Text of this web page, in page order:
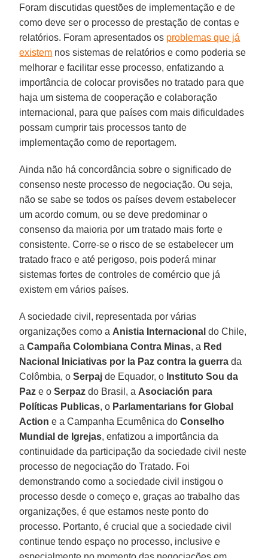
Foram discutidas questões de implementação e de
como deve ser o processo de prestação de contas e
relatórios. Foram apresentados os problemas que já
existem nos sistemas de relatórios e como poderia se
melhorar e facilitar esse processo, enfatizando a
importância de colocar provisões no tratado para que
haja um sistema de cooperação e colaboração
internacional, para que países com mais dificuldades
possam cumprir tais processos tanto de
implementação como de reportagem.
Ainda não há concordância sobre o significado de
consenso neste processo de negociação. Ou seja,
não se sabe se todos os países devem estabelecer
um acordo comum, ou se deve predominar o
consenso da maioria por um tratado mais forte e
consistente. Corre-se o risco de se estabelecer um
tratado fraco e até perigoso, pois poderá minar
sistemas fortes de controles de comércio que já
existem em vários países.
A sociedade civil, representada por várias
organizações como a Anistia Internacional do Chile,
aCampaña Colombiana Contra Minas, a Red
Nacional Iniciativas por la Paz contra la guerra da
Colômbia, oSerpajde Equador, o Instituto Sou da
Paz e oSerpazdo Brasil, a Asociación para
Políticas Publicas, o Parlamentarians for Global
Action e a Campanha Ecumênica doConselho
Mundial de Igrejas, enfatizou a importância da
continuidade da participação da sociedade civil neste
processo de negociação do Tratado. Foi
demonstrando como a sociedade civil instigou o
processo desde o começo e, graças ao trabalho das
organizações, é que estamos neste ponto do
processo. Portanto, é crucial que a sociedade civil
continue tendo espaço no processo, inclusive e